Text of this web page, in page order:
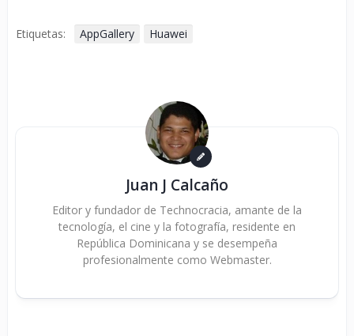
Etiquetas: AppGallery Huawei
Juan J Calcaño
Editor y fundador de Technocracia, amante de la
tecnología, el cine y la fotografía, residente en
República Dominicana y se desempeña
profesionalmente como Webmaster.